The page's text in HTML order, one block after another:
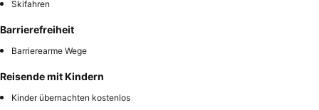
Skifahren
Barrierefreiheit
Barrierearme Wege
Reisende mit Kindern
Kinder übernachten kostenlos